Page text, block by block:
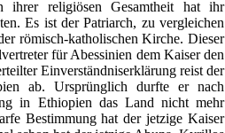
ihrer religiösen Gesamtheit hat ihr
Es ist der Patriarch, zu vergleichen
römisch-katholischen Kirche. Dieser
für Abessinien dem Kaiser den
Einverständniserklärung reist der
ab. Ursprünglich durfte er nach
in Ethiopien das Land nicht mehr
Bestimmung hat der jetzige Kaiser